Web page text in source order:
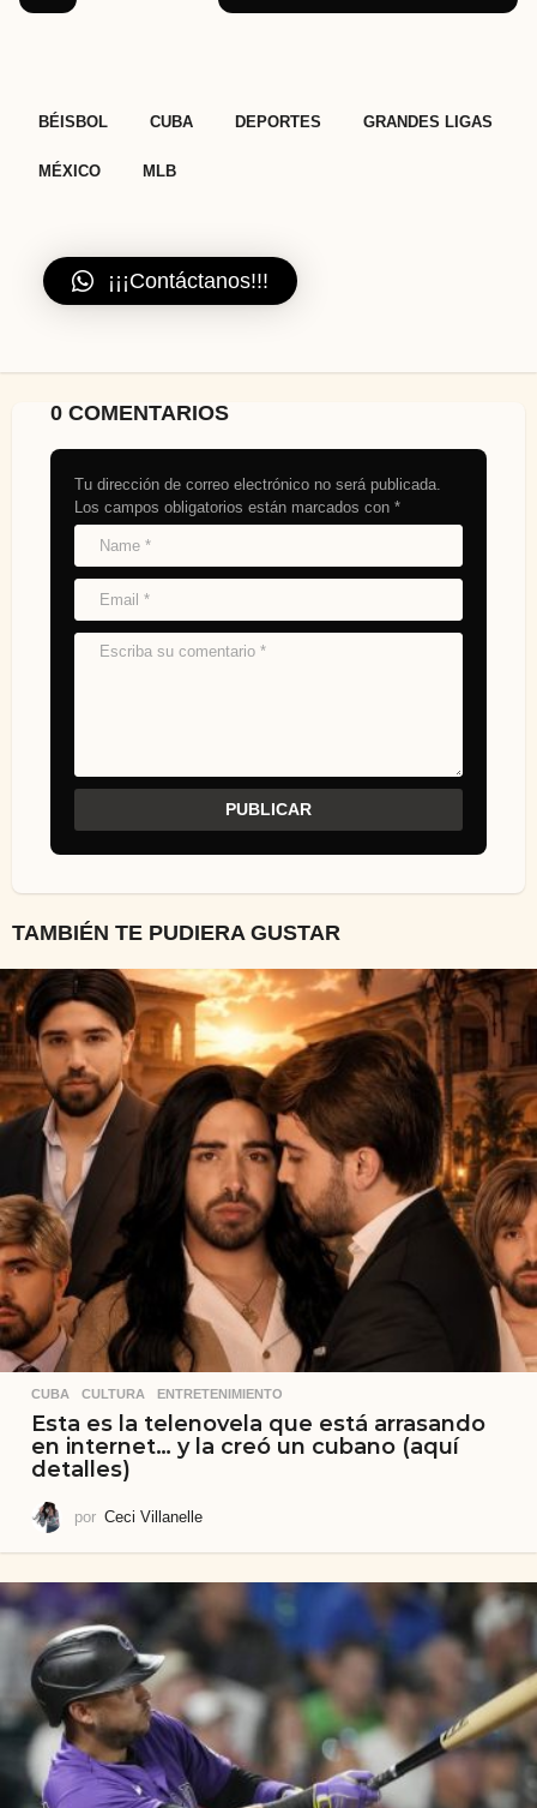
BÉISBOL CUBA DEPORTES GRANDES LIGAS
MÉXICO MLB
¡¡¡Contáctanos!!!
0 COMENTARIOS
Tu dirección de correo electrónico no será publicada.
Los campos obligatorios están marcados con *
TAMBIÉN TE PUDIERA GUSTAR
CUBA ,CULTURA ,ENTRETENIMIENTO
Esta es la telenovela que está arrasando
en internet… y la creó un cubano (aquí
detalles)
por Ceci Villanelle